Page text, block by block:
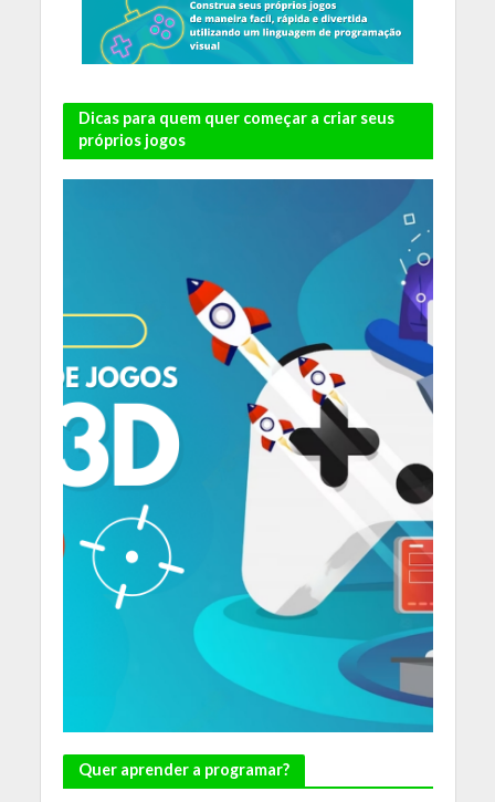
Dicas para quem quer começar a criar seus
próprios jogos
Quer aprender a programar?